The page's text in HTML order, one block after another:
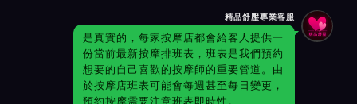
精品舒壓專業客服
是真實的，每家按摩店都會給客人提供一
份當前最新按摩排班表，班表是我們預約
想要的自己喜歡的按摩師的重要管道。由
於按摩店班表可能會每週甚至每日變更，
預約按摩需要注意班表即時性。